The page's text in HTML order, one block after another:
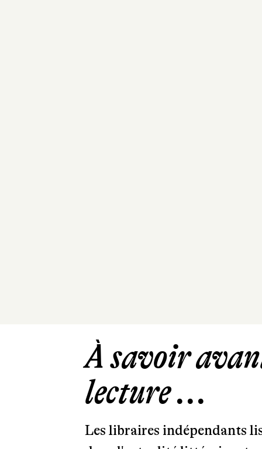
À savoir
lecture ...
Les libraires indépendants